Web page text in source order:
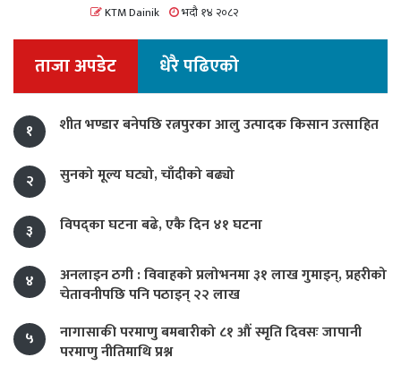
KTM Dainik भदौ १४ २०८२
ताजा अपडेट धेरै पढिएको
१ शीत भण्डार बनेपछि रत्नपुरका आलु उत्पादक किसान उत्साहित
२ सुनको मूल्य घट्यो, चाँदीको बढ्यो
३ विपद्का घटना बढे, एकै दिन ४१ घटना
४
अनलाइन ठगी : विवाहको प्रलोभनमा ३१ लाख गुमाइन्, प्रहरीको
चेतावनीपछि पनि पठाइन् २२ लाख
५
नागासाकी परमाणु बमबारीको ८१ औं स्मृति दिवसः जापानी
परमाणु नीतिमाथि प्रश्न